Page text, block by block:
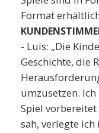
Format
- Luis: „Die
Geschichte, die
umzusetzen.
Spiel
sah, verlegte